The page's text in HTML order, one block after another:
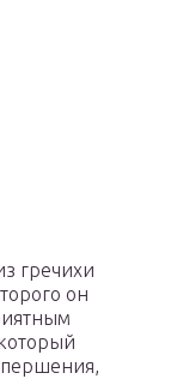
гречихи
он
першения,